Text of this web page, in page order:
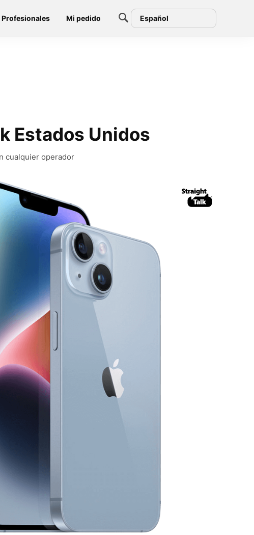
Profesionales Mi pedido Español
Estados Unidos
cualquier operador